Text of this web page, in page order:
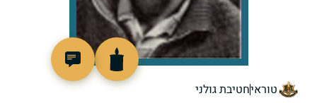
טוראיחטיבת גולני